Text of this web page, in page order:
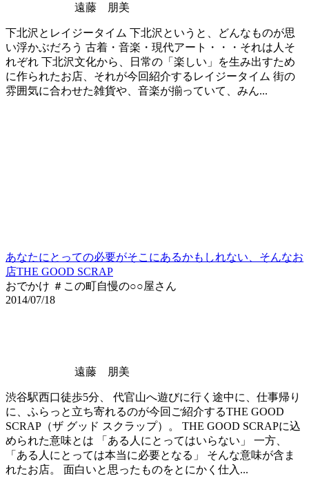
遠藤 朋美
下北沢とレイジータイム 下北沢というと、どんなものが思
い浮かぶだろう 古着・音楽・現代アート・・・それは人そ
れぞれ 下北沢文化から、日常の「楽しい」を生み出すため
に作られたお店、それが今回紹介するレイジータイム 街の
雰囲気に合わせた雑貨や、音楽が揃っていて、みん...
あなたにとっての必要がそこにあるかもしれない、そんなお
店THE GOOD SCRAP
おでかけ ＃この町自慢の○○屋さん
2014/07/18
遠藤 朋美
渋谷駅西口徒歩5分、 代官山へ遊びに行く途中に、仕事帰り
に、ふらっと立ち寄れるのが今回ご紹介するTHE GOOD
SCRAP（ザ グッド スクラップ）。 THE GOOD SCRAPに込
められた意味とは 「ある人にとってはいらない」 一方、
「ある人にとっては本当に必要となる」 そんな意味が含ま
れたお店。 面白いと思ったものをとにかく仕入...